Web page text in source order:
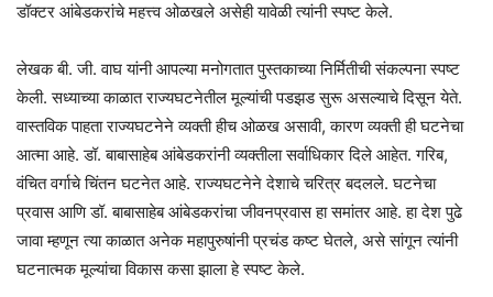
डॉक्टर आंबेडकरांचे महत्त्व ओळखले असेही यावेळी त्यांनी स्पष्ट केले.
लेखक बी. जी. वाघ यांनी आपल्या मनोगतात पुस्तकाच्या निर्मितीची संकल्पना स्पष्ट
केली. सध्याच्या काळात राज्यघटनेतील मूल्यांची पडझड सुरू असल्याचे दिसून येते.
वास्तविक पाहता राज्यघटनेने व्यक्ती हीच ओळख असावी, कारण व्यक्ती ही घटनेचा
आत्मा आहे. डॉ. बाबासाहेब आंबेडकरांनी व्यक्तीला सर्वाधिकार दिले आहेत. गरिब,
वंचित वर्गाचे चिंतन घटनेत आहे. राज्यघटनेने देशाचे चरित्र बदलले. घटनेचा
प्रवास आणि डॉ. बाबासाहेब आंबेडकरांचा जीवनप्रवास हा समांतर आहे. हा देश पुढे
जावा म्हणून त्या काळात अनेक महापुरुषांनी प्रचंड कष्ट घेतले, असे सांगून त्यांनी
घटनात्मक मूल्यांचा विकास कसा झाला हे स्पष्ट केले.